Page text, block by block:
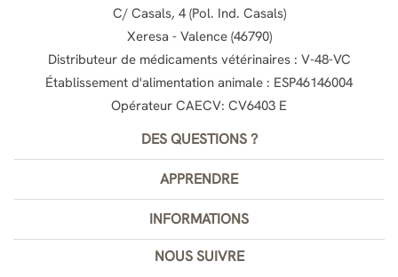
C/ Casals, 4 (Pol. Ind. Casals)
Xeresa - Valence (46790)
Distributeur de médicaments vétérinaires : V-48-VC
Établissement d'alimentation animale : ESP46146004
Opérateur CAECV: CV6403 E
DES QUESTIONS ?
APPRENDRE
INFORMATIONS
NOUS SUIVRE